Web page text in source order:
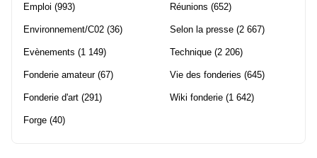
Emploi (993)
Environnement/C02 (36)
Evènements (1 149)
Fonderie amateur(67)
Fonderie d'art (291)
Forge (40)
Réunions (652)
Selon la presse (2 667)
Technique (2 206)
Vie des fonderies (645)
Wiki fonderie (1 642)